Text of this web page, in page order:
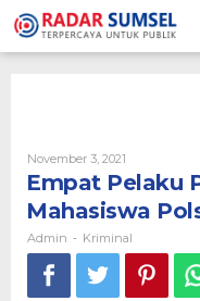
Skip
to
content
November 3, 2021
Admin
Empat Pelaku
Mahasiswa
Admin - Kriminal